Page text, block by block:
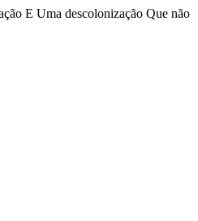
E Uma descolonização Que não